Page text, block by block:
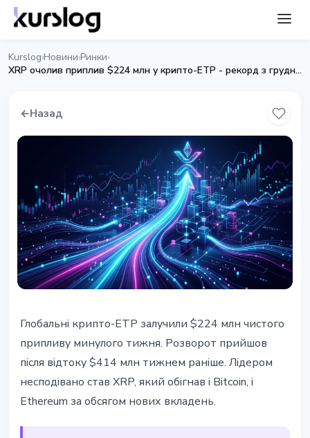
Kurslog›Новини›Ринки›
XRP очолив приплив $224 млн у крипто-ETP - рекорд з грудня 2025
←Назад
XRP очолив тижневий приплив
$224 млн у крипто-ETP - рекорд з
грудня 2025
7 квітня 2026 р.2 хв читання
Глобальні крипто-ETP залучили $224 млн чистого
припливу минулого тижня. Розворот прийшов
після відтоку $414 млн тижнем раніше. Лідером
несподівано став XRP, який обігнав і Bitcoin, і
Ethereum за обсягом нових вкладень.